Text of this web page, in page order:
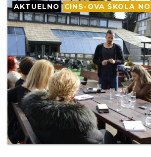
AKTUELNO CINS-OVA ŠKOLA